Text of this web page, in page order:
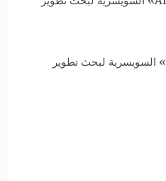
وزير التجارة يلتقي وفد «ABB» السويسرية لبحث تطوير